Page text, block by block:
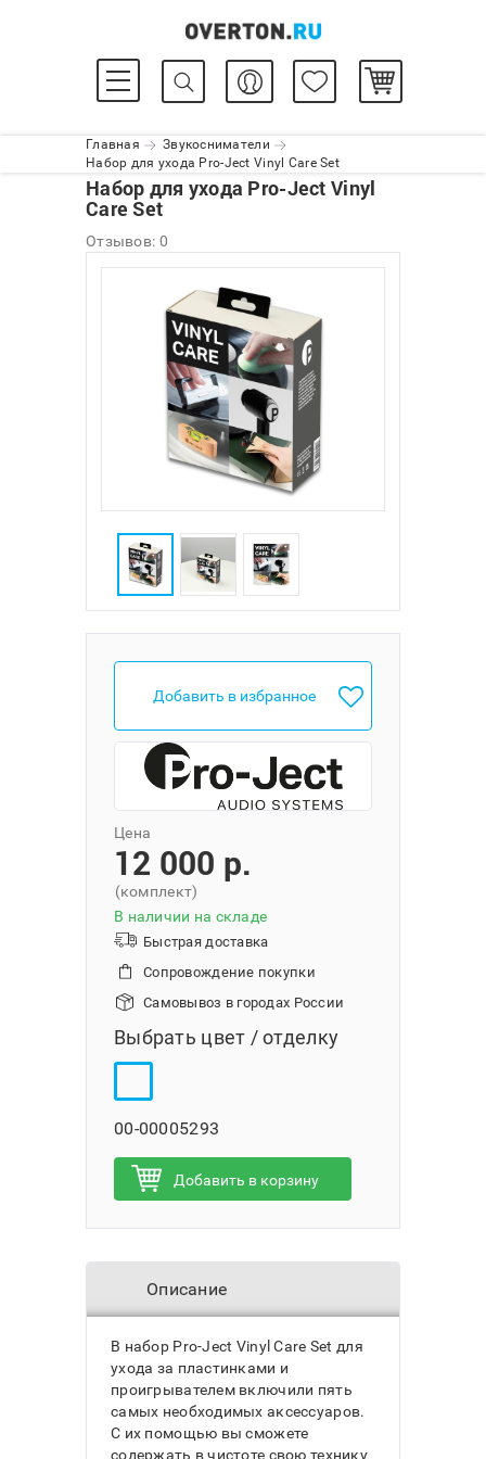
Главная
Звукосниматели
Набор для ухода Pro-Ject Vinyl Care Set
Набор для ухода Pro-Ject Vinyl
Care Set
Отзывов: 0
Добавить в избранное
Цена
12 000 p.
(комплект)
В наличии на складе
Быстрая доставка
Сопровождение покупки
Самовывоз в городах России
Выбрать цвет / отделку
00-00005293
Добавить в корзину
Описание
В набор Pro-Ject Vinyl Care Set для
ухода за пластинками и
проигрывателем включили пять
самых необходимых аксессуаров.
С их помощью вы сможете
содержать в чистоте свою технику